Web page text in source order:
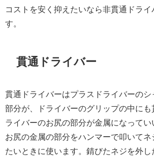
コストを安く抑えたいなら非貫通ドラ
す。
貫通ドライバー
貫通ドライバーはプラスドライバーの
部分が、ドライバーのグリップの中にも
ライバーのお尻の部分が金属になってい
お尻の金属の部分をハンマーで叩いてネ
たいときに使います。錆びたネジを外し